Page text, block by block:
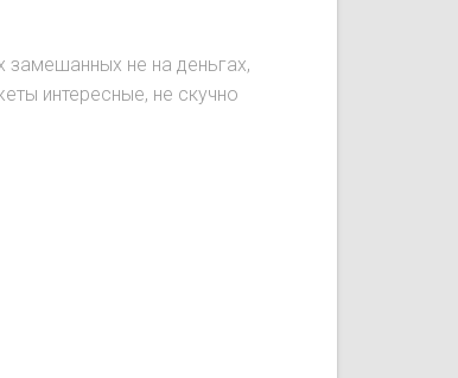
замешанных не на деньгах,
интересные, не скучно